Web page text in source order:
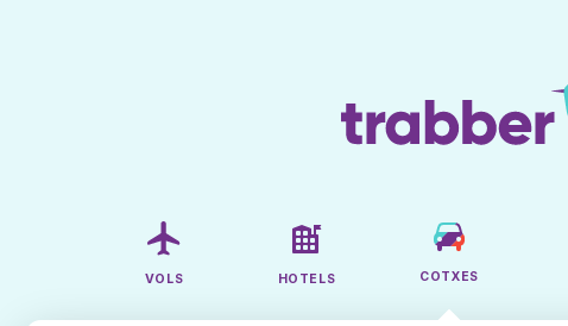
VOLS HOTELS COTXES